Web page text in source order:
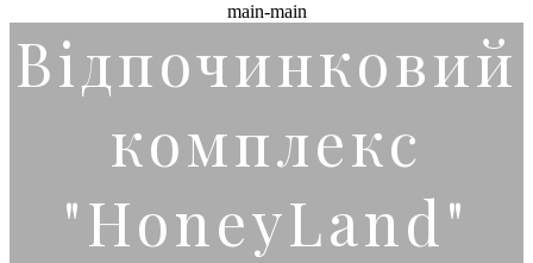
main-main
Відпочинковий
комплекс
"HoneyLand"